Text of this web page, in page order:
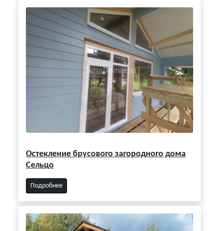
Остекление брусового загородного дома
Сельцо
Подробнее